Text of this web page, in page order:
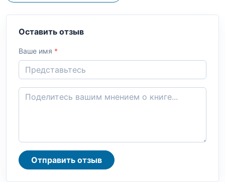
Оставить отзыв
Ваше имя *
Отправить отзыв